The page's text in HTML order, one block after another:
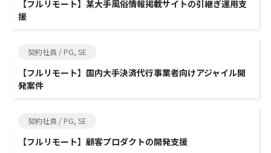
【フルリモート】某大手風俗情報掲載サイトの引継ぎ運用支
援
契約社員 / PG, SE
【フルリモート】国内大手決済代行事業者向けアジャイル開
発案件
契約社員 / PG, SE
【フルリモート】顧客プロダクトの開発支援